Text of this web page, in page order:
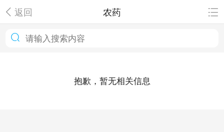
返回 农药
抱歉，暂无相关信息